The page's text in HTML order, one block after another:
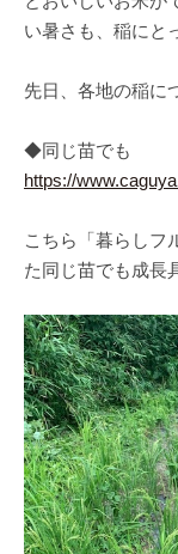
い暑さも、稲にと
先日、各地の稲に
◆同じ苗でも
https://
こちら「暮らしフ
た同じ苗でも成長